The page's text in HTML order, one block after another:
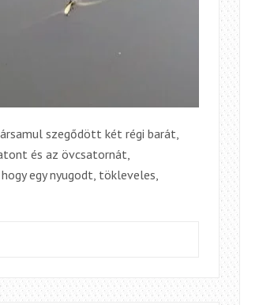
szegődött két régi barát,
és az övcsatornát,
egy nyugodt, tökleveles,